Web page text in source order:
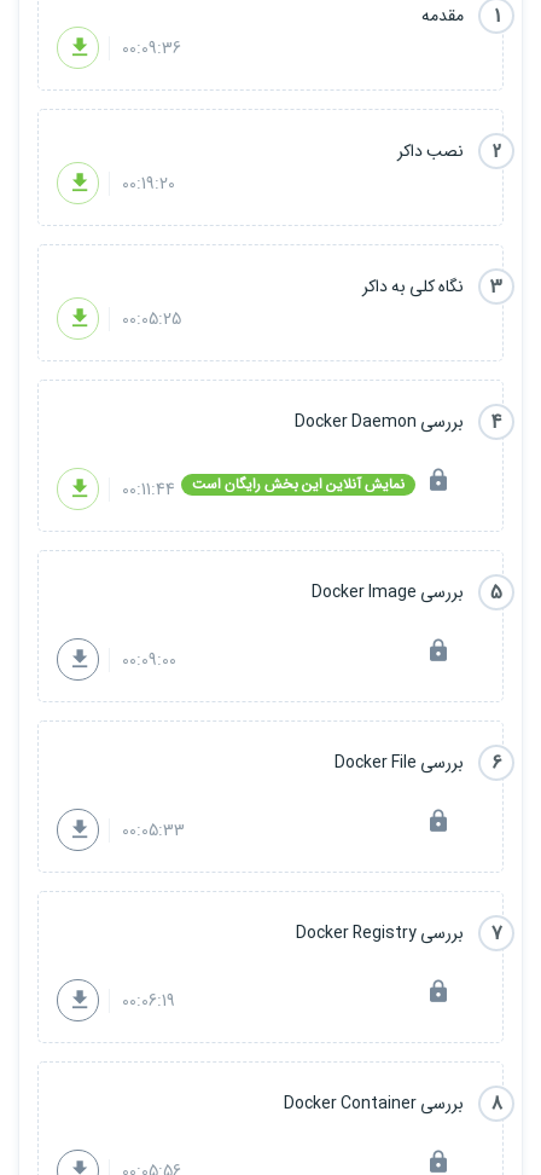
1
مقدمه
00:09:36
2
نصب داکر
00:19:20
3
نگاه کلی به داکر
00:05:25
4 بررسی Docker Daemon
نمایش آنلاین این بخش رایگان است 00:11:44
5 بررسی Docker Image
00:09:00
6 بررسی Docker File
00:05:33
7 بررسی Docker Registry
00:06:19
8 بررسی Docker Container